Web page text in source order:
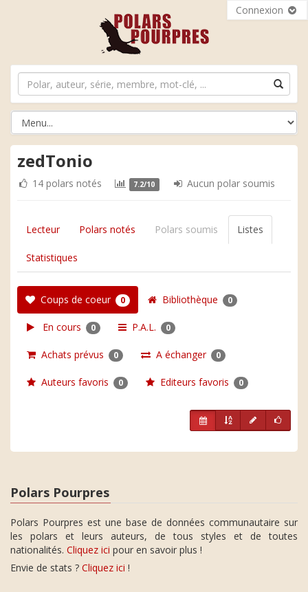
Connexion
zedTonio
14 polars notés 7.2/10 Aucun polar soumis
Lecteur Polars notés Polars soumis Listes
Statistiques
Coups de coeur 0 Bibliothèque 0
En cours 0 P.A.L. 0
Achats prévus 0 A échanger 0
Auteurs favoris 0 Editeurs favoris 0
Polars Pourpres
Polars Pourpres est une base de données communautaire sur
les polars et leurs auteurs, de tous styles et de toutes
nationalités. Cliquez ici pour en savoir plus !
Envie de stats ? Cliquez ici !